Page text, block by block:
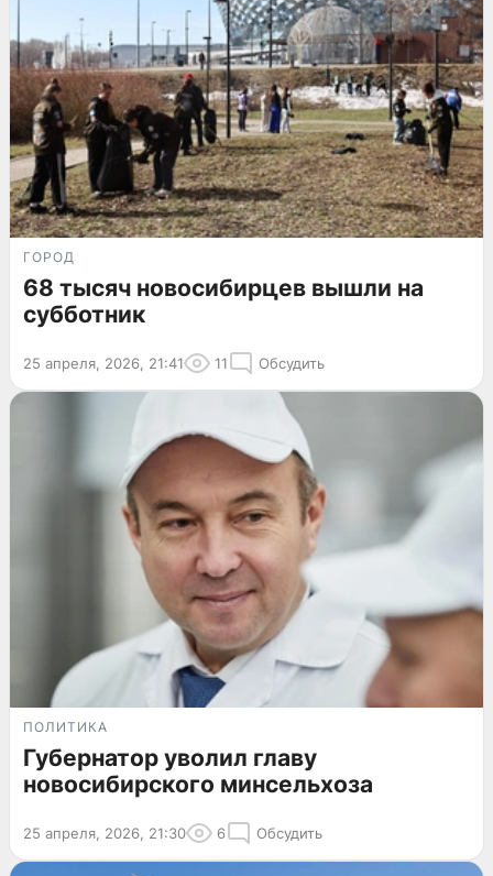
ГОРОД
68 тысяч новосибирцев вышли на
субботник
25 апреля, 2026, 21:41 11 Обсудить
ПОЛИТИКА
Губернатор уволил главу
новосибирского минсельхоза
25 апреля, 2026, 21:30 6 Обсудить